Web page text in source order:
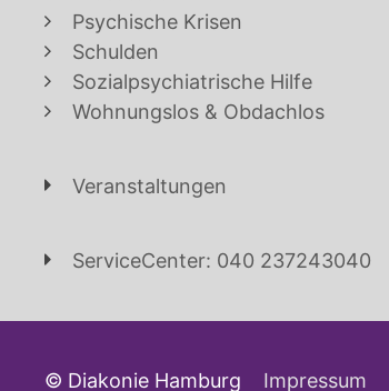
Psychische Krisen
Schulden
Sozialpsychiatrische Hilfe
Wohnungslos & Obdachlos
Veranstaltungen
ServiceCenter: 040 237243040
© Diakonie Hamburg Impressum